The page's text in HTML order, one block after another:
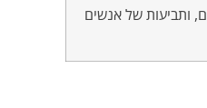
ותביעות של אנשים